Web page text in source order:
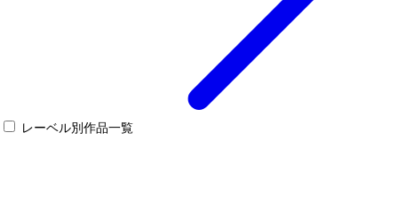
レーベル別作品一覧